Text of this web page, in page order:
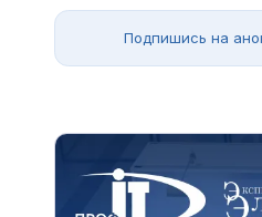
Подпишись на